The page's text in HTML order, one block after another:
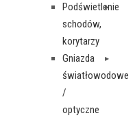
Podświetlenie
schodów,
korytarzy
Gniazda
światłowodowe
/
optyczne